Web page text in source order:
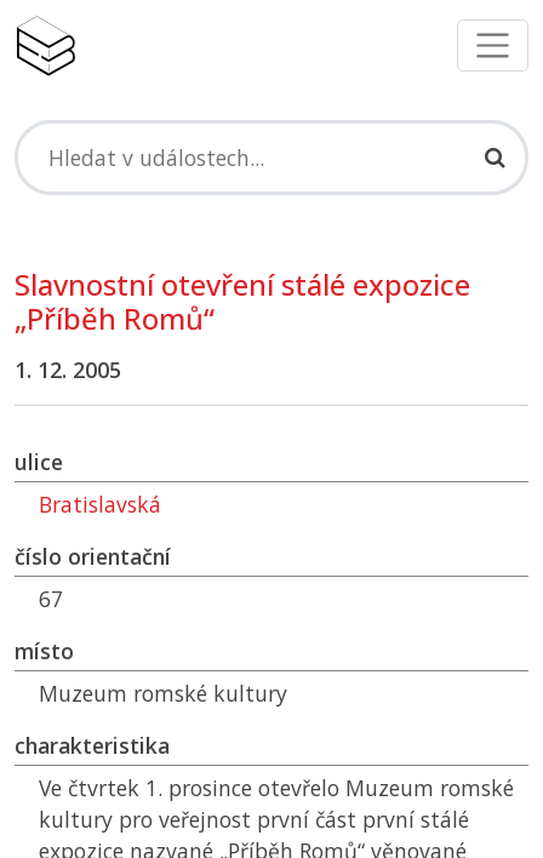
Slavnostní otevření stálé expozice
„Příběh Romů“
1. 12. 2005
ulice
Bratislavská
číslo orientační
67
místo
Muzeum romské kultury
charakteristika
Ve čtvrtek 1. prosince otevřelo Muzeum romské
kultury pro veřejnost první část první stálé
expozice nazvané „Příběh Romů“ věnované